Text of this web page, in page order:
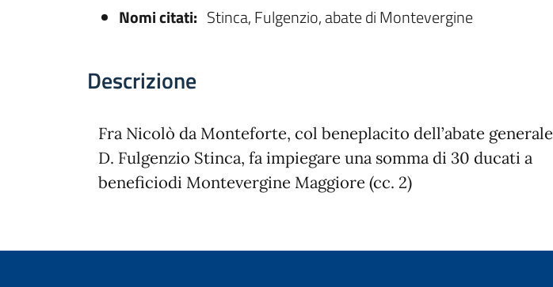
Nomi citati: Stinca, Fulgenzio, abate di Montevergine
Descrizione
Fra Nicolò da Monteforte, col beneplacito dell’abate generale
D. Fulgenzio Stinca, fa impiegare una somma di 30 ducati a
beneficiodi Montevergine Maggiore (cc. 2)